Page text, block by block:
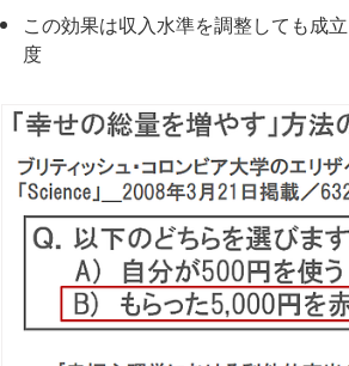
この効果は収入水準を調整しても成
度